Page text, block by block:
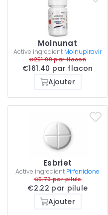
Molnunat
Active ingredient Molnupiravir
€251.99 par flacon
€161.40 par flacon
Ajouter
Esbriet
Active ingredient Pirfenidone
€5.73 par pilule
€2.22 par pilule
Ajouter